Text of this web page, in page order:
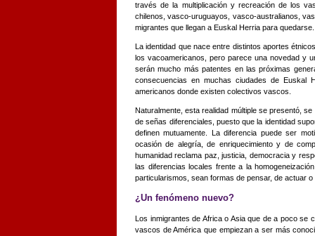
través de la multiplicación y recreación de los
chilenos, vasco-uruguayos, vasco-australianos,
migrantes que llegan a Euskal Herria para quedarse.
La identidad que nace entre distintos aportes
los vacoamericanos, pero parece una novedad y
serán mucho más patentes en las próximas
consecuencias en muchas ciudades de
americanos donde existen colectivos vascos.
Naturalmente, esta realidad múltiple se presentó,
de señas diferenciales, puesto que la identidad
definen mutuamente. La diferencia puede ser
ocasión de alegría, de enriquecimiento y de
humanidad reclama paz, justicia, democracia y
las diferencias locales frente a la
particularismos, sean formas de pensar, de actuar o
¿Un fenómeno nuevo?
Los inmigrantes de Africa o Asia que de a poco se
vascos de América que empiezan a ser más